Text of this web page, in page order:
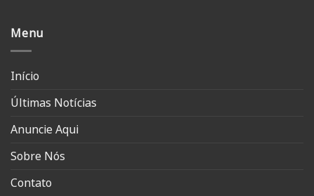
Menu
Início
Últimas Notícias
Anuncie Aqui
Sobre Nós
Contato